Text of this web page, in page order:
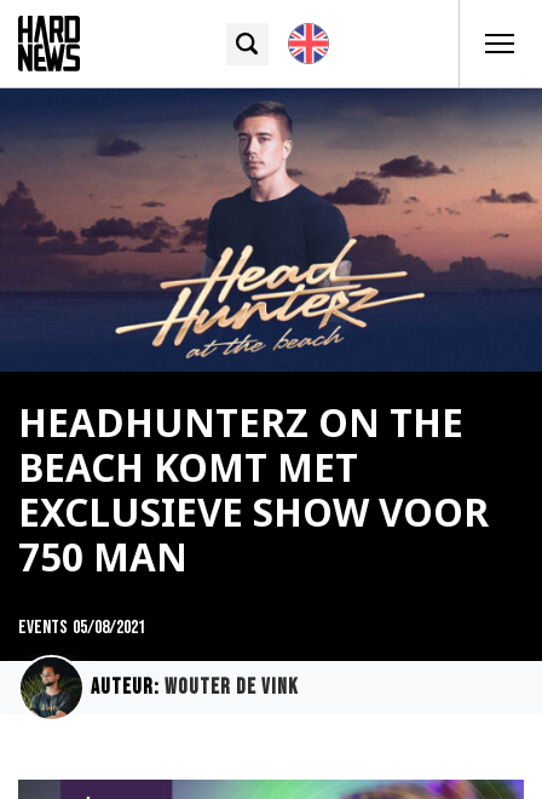
HEADHUNTERZ ON THE
BEACH KOMT MET
EXCLUSIEVE SHOW VOOR
750 MAN
Events 05/08/2021
Auteur: Wouter de Vink